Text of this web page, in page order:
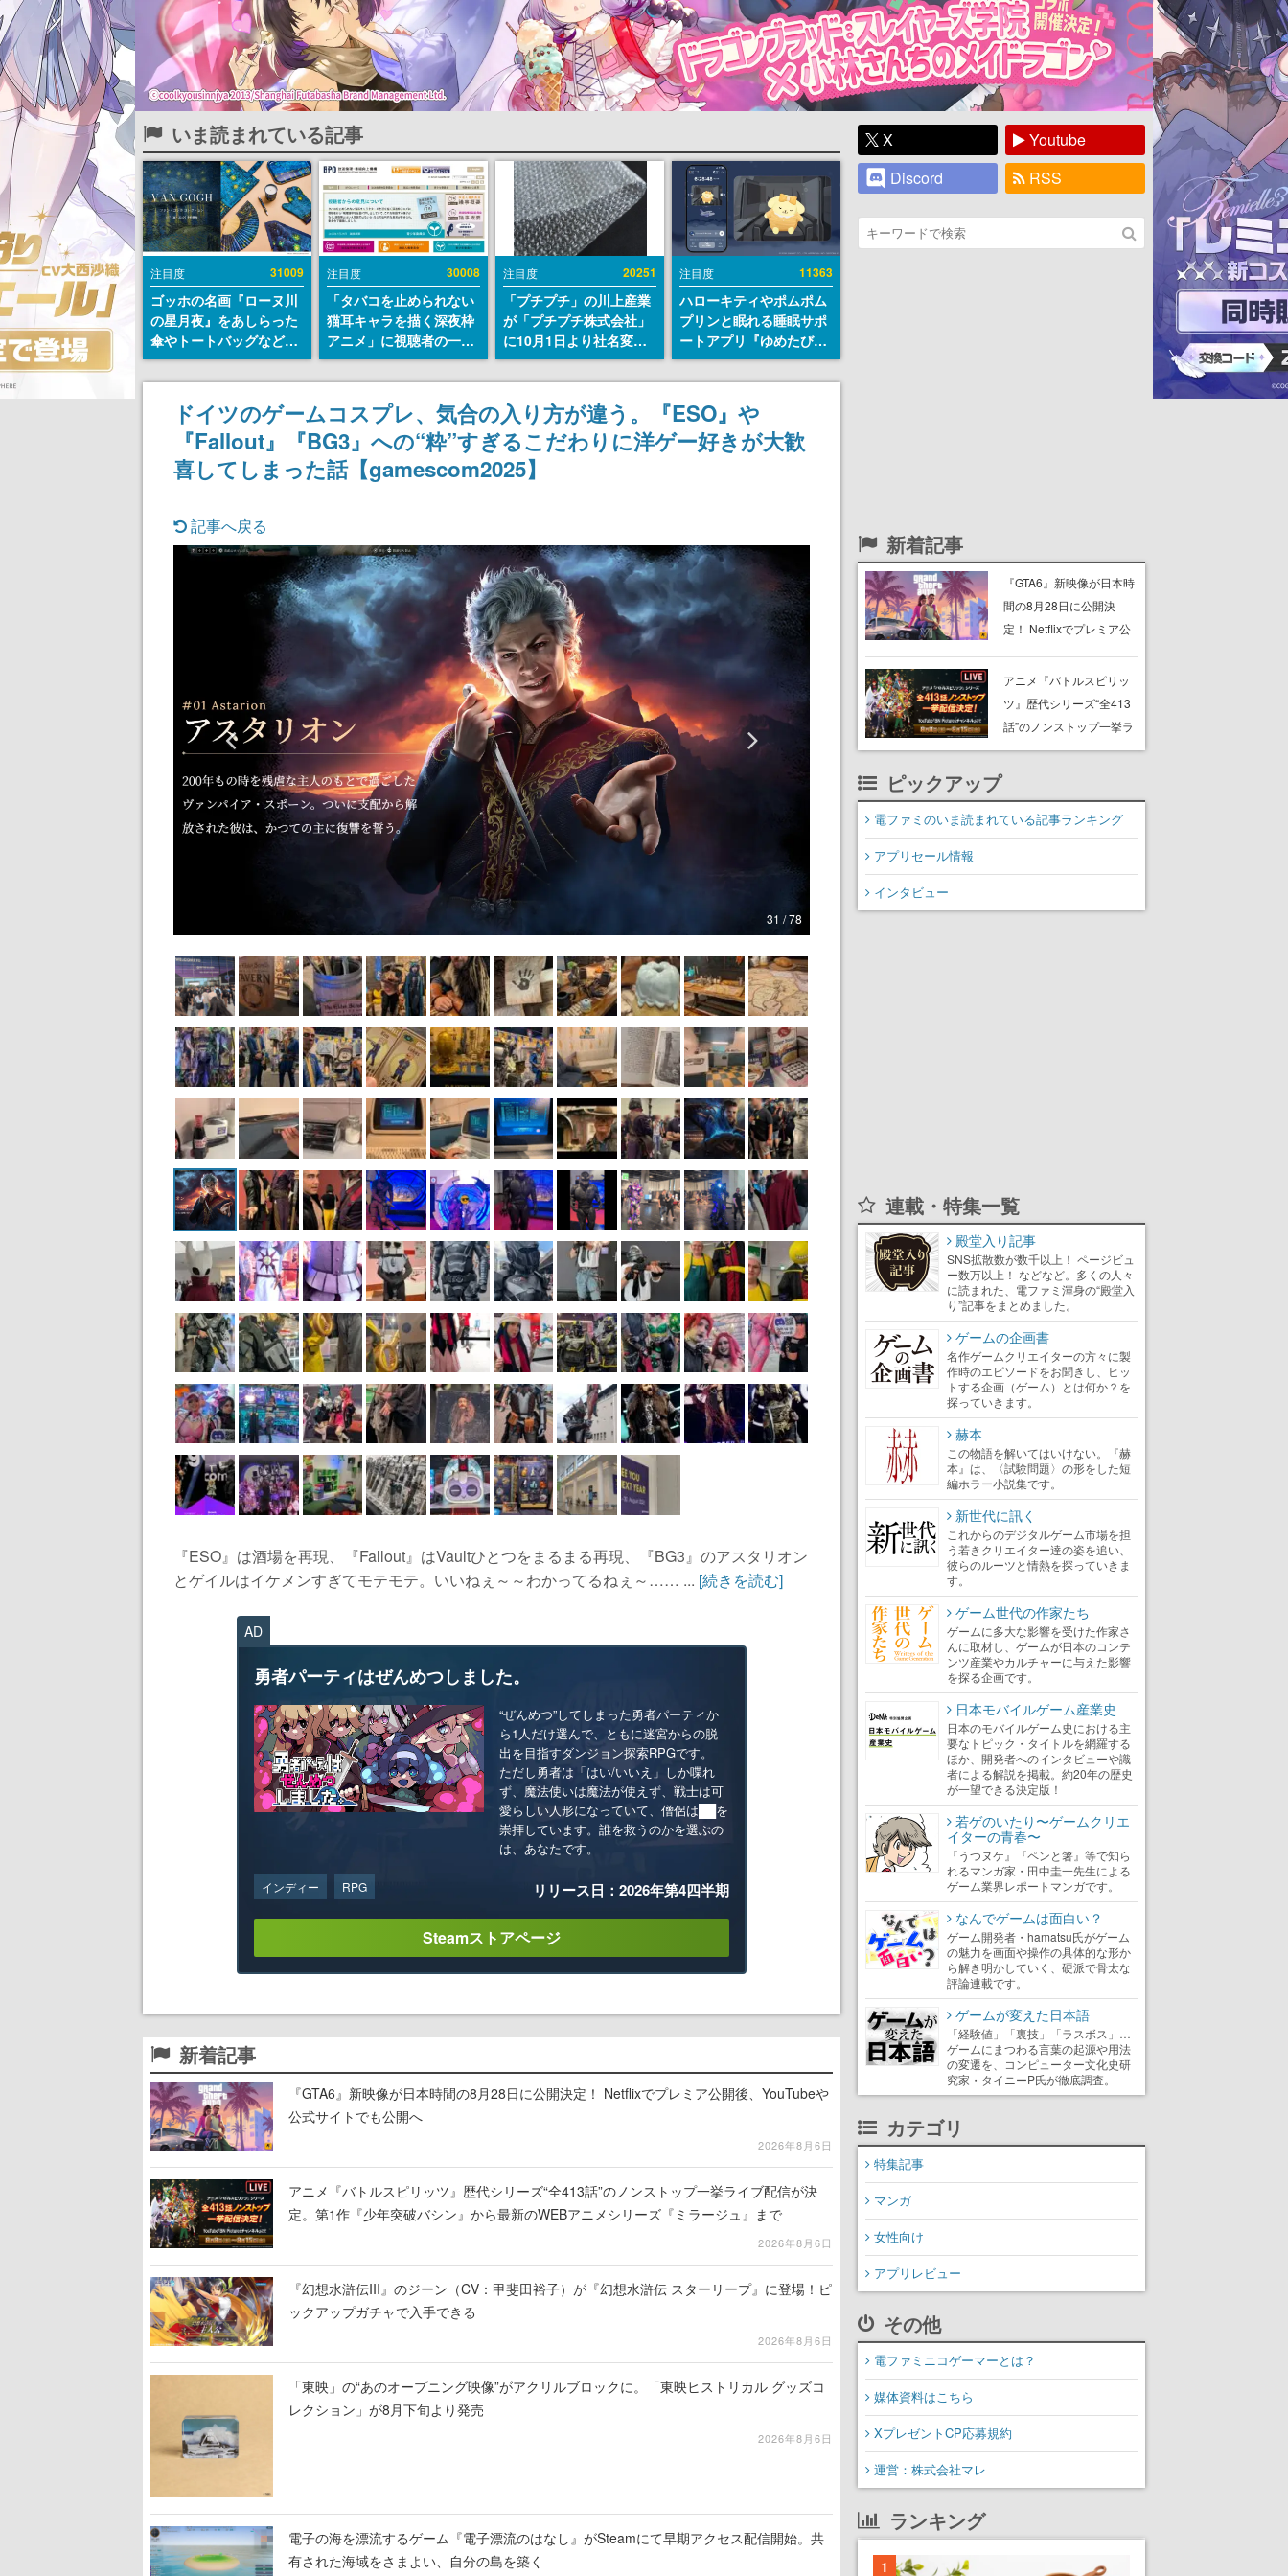
いま読まれている記事
注目度 31009
ゴッホの名画『ローヌ川
の星月夜』をあしらった
傘やトートバッグなどが
登場。8月7日21時より2
日間限定で予約販売
注目度 30008
「タバコを止められない
猫耳キャラを描く深夜枠
アニメ」に視聴者の一部
から批判意見。違法薬物
の使用と思わしき描写も
含めて、BPOが議論を交
わす
注目度 20251
「プチプチ」の川上産業
が「プチプチ株式会社」
に10月1日より社名変更
へ。創業58年で初めての
変更で、“プチッ”と鳴る
おなじみの緩衝材が会社
の名前に
注目度 11363
ハローキティやポムポム
プリンと眠れる睡眠サポ
ートアプリ『ゆめたび』
が配信中。キャラごとの
ASMRや目覚ましアラー
ムも搭載
ドイツのゲームコスプレ、気合の入り方が違う。『ESO』や
『Fallout』『BG3』への“粋”すぎるこだわりに洋ゲー好きが大歓
喜してしまった話【gamescom2025】
記事へ戻る
31 / 78
『ESO』は酒場を再現、『Fallout』はVaultひとつをまるまる再現、『BG3』のアスタリオン
とゲイルはイケメンすぎてモテモテ。いいねぇ～～わかってるねぇ～…… ... [続きを読む]
AD
勇者パーティはぜんめつしました。
“ぜんめつ”してしまった勇者パーティか
ら1人だけ選んで、ともに迷宮からの脱
出を目指すダンジョン探索RPGです。
ただし勇者は「はい/いいえ」しか喋れ
ず、魔法使いは魔法が使えず、戦士は可
愛らしい人形になっていて、僧侶は██を
崇拝しています。誰を救うのかを選ぶの
は、あなたです。
インディー RPG リリース日：2026年第4四半期
Steamストアページ
新着記事
『GTA6』新映像が日本時間の8月28日に公開決定！ Netflixでプレミア公開後、YouTubeや
公式サイトでも公開へ
2026年8月6日
アニメ『バトルスピリッツ』歴代シリーズ“全413話”のノンストップ一挙ライブ配信が決
定。第1作『少年突破バシン』から最新のWEBアニメシリーズ『ミラージュ』まで
2026年8月6日
『幻想水滸伝III』のジーン（CV：甲斐田裕子）が『幻想水滸伝 スターリープ』に登場！ピ
ックアップガチャで入手できる
2026年8月6日
「東映」の“あのオープニング映像”がアクリルブロックに。「東映ヒストリカル グッズコ
レクション」が8月下旬より発売
2026年8月6日
電子の海を漂流するゲーム『電子漂流のはなし』がSteamにて早期アクセス配信開始。共
有された海域をさまよい、自分の島を築く
X
Youtube
Discord
RSS
新着記事
『GTA6』新映像が日本時
間の8月28日に公開決
定！ Netflixでプレミア公
イトでも公開へ
アニメ『バトルスピリッ
ツ』歴代シリーズ“全413
話”のノンストップ一挙ラ
イブ配信が決定。第1作
ズ『ミラージュ』まで
ピックアップ
電ファミのいま読まれている記事ランキング
アプリセール情報
インタビュー
連載・特集一覧
殿堂入り記事
SNS拡散数が数千以上！ ページビュ
ー数万以上！ などなど。多くの人々
に読まれた、電ファミ渾身の“殿堂入
り”記事をまとめました。
ゲームの企画書
名作ゲームクリエイターの方々に製
作時のエピソードをお聞きし、ヒッ
トする企画（ゲーム）とは何か？を
探っていきます。
赫本
この物語を解いてはいけない。『赫
本』は、〈試験問題〉の形をした短
編ホラー小説集です。
新世代に訊く
これからのデジタルゲーム市場を担
う若きクリエイター達の姿を追い、
彼らのルーツと情熱を探っていきま
す。
ゲーム世代の作家たち
ゲームに多大な影響を受けた作家さ
んに取材し、ゲームが日本のコンテ
ンツ産業やカルチャーに与えた影響
を探る企画です。
日本モバイルゲーム産業史
日本のモバイルゲーム史における主
要なトピック・タイトルを網羅する
ほか、開発者へのインタビューや識
者による解説を掲載。約20年の歴史
が一望できる決定版！
若ゲのいたり〜ゲームクリエ
イターの青春〜
『うつヌケ』『ペンと箸』等で知ら
れるマンガ家・田中圭一先生による
ゲーム業界レポートマンガです。
なんでゲームは面白い？
ゲーム開発者・hamatsu氏がゲーム
の魅力を画面や操作の具体的な形か
ら解き明かしていく、硬派で骨太な
評論連載です。
ゲームが変えた日本語
「経験値」「裏技」「ラスボス」…
ゲームにまつわる言葉の起源や用法
の変遷を、コンピューター文化史研
究家・タイニーP氏が徹底調査。
カテゴリ
特集記事
マンガ
女性向け
アプリレビュー
その他
電ファミニコゲーマーとは？
媒体資料はこちら
XプレゼントCP応募規約
運営：株式会社マレ
ランキング
1